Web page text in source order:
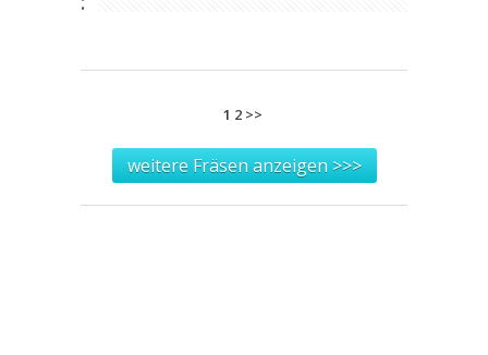
1 2 >>
weitere Fräsen anzeigen >>>